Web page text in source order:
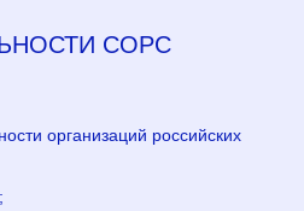
СОРС
организаций российских